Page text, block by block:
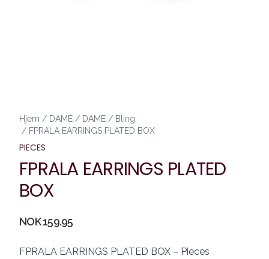
Hjem / DAME / DAME / Bling
/ FPRALA EARRINGS PLATED BOX
PIECES
FPRALA EARRINGS PLATED
BOX
Produktdetaljer
NOK 159.95
Description
FPRALA EARRINGS PLATED BOX – Pieces